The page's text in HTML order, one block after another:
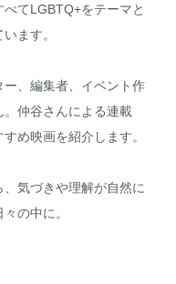
てLGBTQ+をテーマと
ます。
、編集者、イベント作
仲谷さんによる連載
め映画を紹介します。
気づきや理解が自然に
の中に。